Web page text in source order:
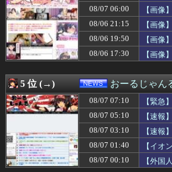
08/07 07:09
【画像】えちえちア
08/07 07:09
【画像】富裕層が食
08/07 07:09
【画像あり】剛力彩
08/07 07:09
【ついに最終日！】
08/07 07:08
BYDの軽EVラッコ、
08/07 07:08
クビになったバイト
08/07 07:06
日本「沖縄県知事選
08/07 07:06
不倫相手の子を産ん
08/07 07:05
韓国人「悲報：サッ
08/07 07:05
【画像】書道甲子園
【恐怖】手術中に熊
08/07 07:05
【胸糞】Zクソガキ
08/07 07:04
【画像】新人声優さ
08/07 07:03
【動画】エッチなJC
08/07 07:03
【遊戯王】新規「聖
08/07 06:00
【画像
08/06 21:15
【画像
08/06 19:50
【画像
08/06 17:30
【画像
5 位 (→) おーるじゃん
08/07 07:10
【緊急
08/07 05:10
【速報
08/07 03:10
【速報
08/07 01:40
【イオ
08/07 00:10
【外国